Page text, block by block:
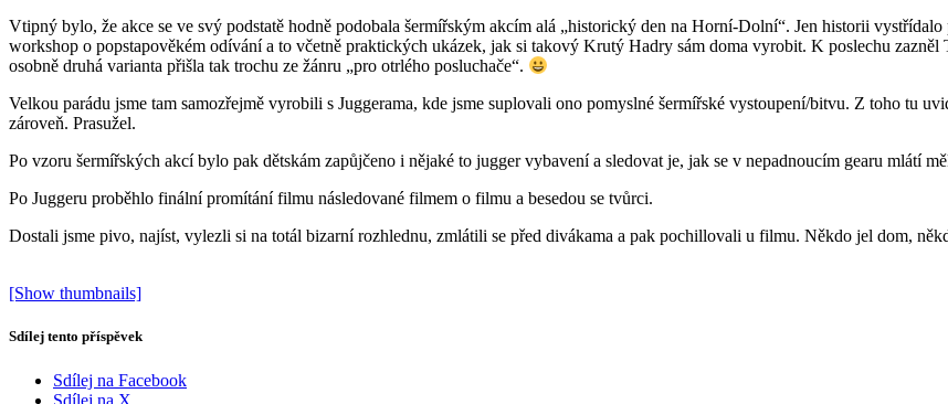
Vtipný bylo, že akce se ve svý podstatě hodně podobala šermířským akcím alá „historický den na Horní-Dolní“. Jen historii
workshop o popstapověkém odívání a to včetně praktických ukázek, jak si takový Krutý Hadry sám doma vyrobit. K poslechu
osobně druhá varianta přišla tak trochu ze žánru „pro otrlého posluchače“.
Velkou parádu jsme tam samozřejmě vyrobili s Juggerama, kde jsme suplovali ono pomyslné šermířské vystoupení/bitvu. Z toho tu
zároveň. Prasužel.
Po vzoru šermířských akcí bylo pak dětskám zapůjčeno i nějaké to jugger vybavení a sledovat je, jak se v nepadnoucím gearu mlátí
Po Juggeru proběhlo finální promítání filmu následované filmem o filmu a besedou se tvůrci.
Dostali jsme pivo, najíst, vylezli si na totál bizarní rozhlednu, zmlátili se před divákama a pak pochillovali u filmu. Někdo jel dom,
[Show thumbnails]
Sdílej tento příspěvek
Sdílej na Facebook
Sdílej na X